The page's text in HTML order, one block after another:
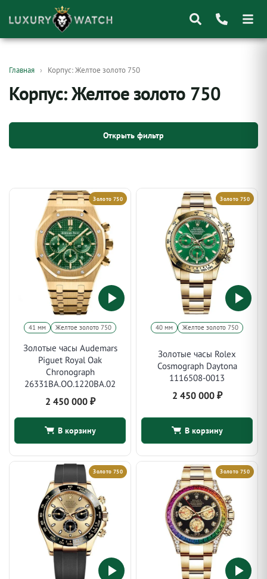
товаров
Главная Корпус: Желтое золото 750
Корпус: Желтое золото 750
Открыть фильтр
Золото 750
41 мм Желтое золото 750
Золотые часы Audemars
Piguet Royal Oak
Chronograph
26331BA.OO.1220BA.02
2 450 000 ₽
В корзину
Золото 750
40 мм Желтое золото 750
Золотые часы Rolex
Cosmograph Daytona
1116508-0013
2 450 000 ₽
В корзину
Золото 750 Золото 750